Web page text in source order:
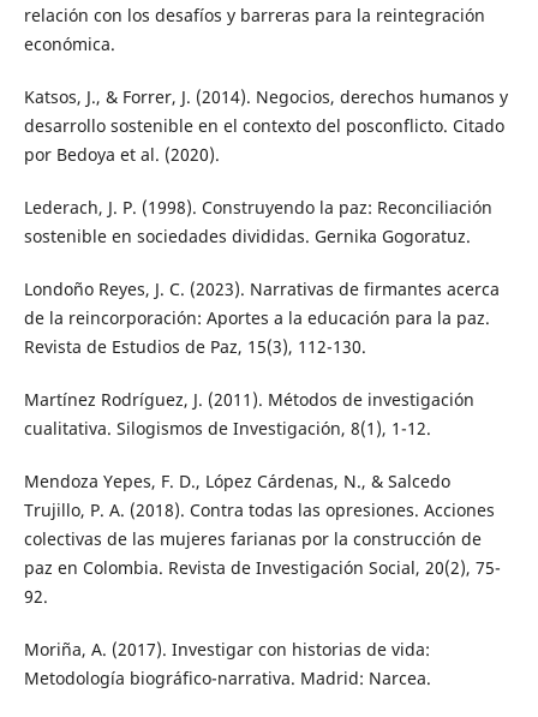
relación con los desafíos y barreras para la reintegración
económica.
Katsos, J., & Forrer, J. (2014). Negocios, derechos humanos y
desarrollo sostenible en el contexto del posconflicto. Citado
por Bedoya et al. (2020).
Lederach, J. P. (1998). Construyendo la paz: Reconciliación
sostenible en sociedades divididas. Gernika Gogoratuz.
Londoño Reyes, J. C. (2023). Narrativas de firmantes acerca
de la reincorporación: Aportes a la educación para la paz.
Revista de Estudios de Paz, 15(3), 112-130.
Martínez Rodríguez, J. (2011). Métodos de investigación
cualitativa. Silogismos de Investigación, 8(1), 1-12.
Mendoza Yepes, F. D., López Cárdenas, N., & Salcedo
Trujillo, P. A. (2018). Contra todas las opresiones. Acciones
colectivas de las mujeres farianas por la construcción de
paz en Colombia. Revista de Investigación Social, 20(2), 75-
92.
Moriña, A. (2017). Investigar con historias de vida:
Metodología biográfico-narrativa. Madrid: Narcea.